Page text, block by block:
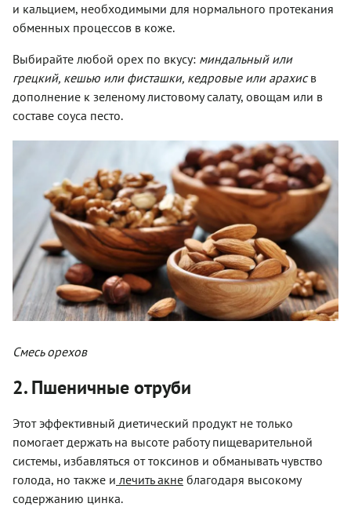
и кальцием, необходимыми для нормального протекания
обменных процессов в коже.
Выбирайте любой орех по вкусу: миндальный или
грецкий, кешью или фисташки, кедровые или арахисв
дополнение к зеленому листовому салату, овощам или в
составе соуса песто.
Смесь орехов
2. Пшеничные отруби
Этот эффективный диетический продукт не только
помогает держать на высоте работу пищеварительной
системы, избавляться от токсинов и обманывать чувство
голода, но также и лечить акне благодаря высокому
содержанию цинка.